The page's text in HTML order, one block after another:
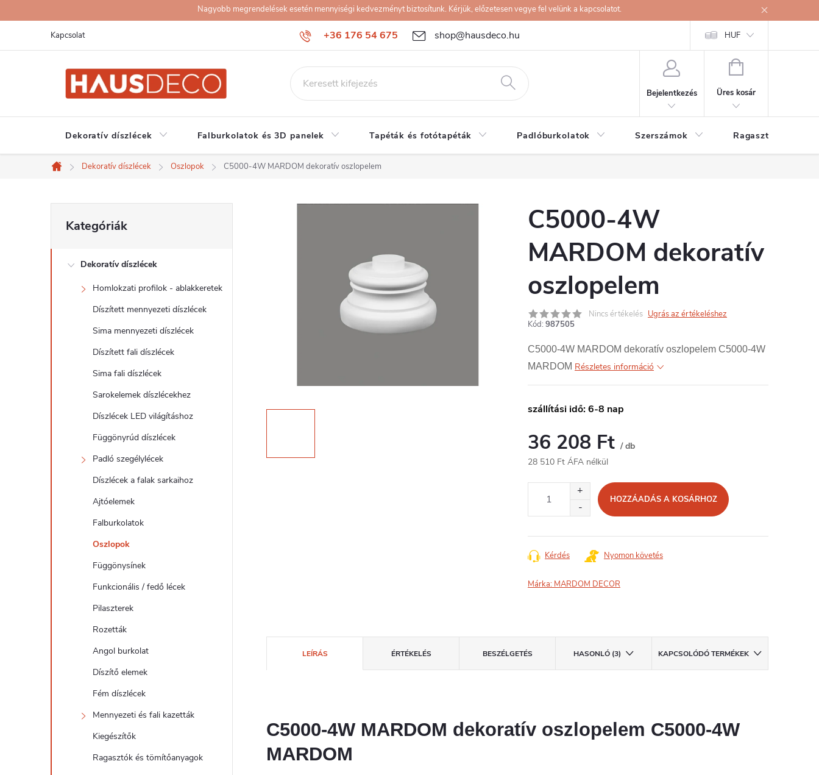
a
Nagyobb megrendelések esetén mennyiségi kedvezményt biztosítunk. Kérjük, előzetesen vegye fel velünk a kapcsolatot.
+36 176 54 675 shop@hausdeco.hu
Kapcsolat HUF
Bejelentkezés
KOSÁR
Üres kosár
Dekoratív díszlécek Falburkolatok és 3D panelek Tapéták és fotótapéták Padlóburkolatok Szerszámok Ragasztók
Kezdőlap
Dekoratív díszlécek Oszlopok C5000-4W MARDOM dekoratív oszlopelem
O
l
átugrása
Kategóriák
Dekoratív díszlécek
Homlokzati profilok - ablakkeretek
Díszített mennyezeti díszlécek
Sima mennyezeti díszlécek
Díszített fali díszlécek
Sima fali díszlécek
Sarokelemek díszlécekhez
Díszlécek LED világításhoz
Függönyrúd díszlécek
Padló szegélylécek
Díszlécek a falak sarkaihoz
Ajtóelemek
Falburkolatok
Oszlopok
Függönysínek
Funkcionális / fedő lécek
Pilaszterek
Rozetták
Angol burkolat
Díszítő elemek
Fém díszlécek
Mennyezeti és fali kazetták
Kiegészítők
Ragasztók és tömítőanyagok
C5000-4W
MARDOM dekoratív
oszlopelem
Nincs értékelés Ugrás az értékeléshez
Kód: 987505
C5000-4W MARDOM dekoratív oszlopelem C5000-4W
MARDOM Részletes információ
szállítási idő: 6-8 nap
36 208 Ft / db
28 510 Ft ÁFA nélkül
HOZZÁADÁS A KOSÁRHOZ
Kérdés Nyomon követés
Márka: MARDOM DECOR
LEÍRÁS ÉRTÉKELÉS BESZÉLGETÉS HASONLÓ (3) KAPCSOLÓDÓ TERMÉKEK
C5000-4W MARDOM dekoratív oszlopelem C5000-4W
MARDOM